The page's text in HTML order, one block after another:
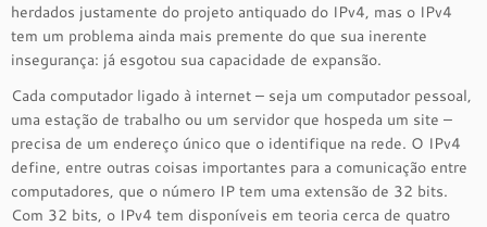
herdados justamente do projeto antiquado do IPv4, mas o IPv4
tem um problema ainda mais premente do que sua inerente
insegurança: já esgotou sua capacidade de expansão.
Cada computador ligado à internet – seja um computador pessoal,
uma estação de trabalho ou um servidor que hospeda um site –
precisa de um endereço único que o identifique na rede. O IPv4
define, entre outras coisas importantes para a comunicação entre
computadores, que o número IP tem uma extensão de 32 bits.
Com 32 bits, o IPv4 tem disponíveis em teoria cerca de quatro